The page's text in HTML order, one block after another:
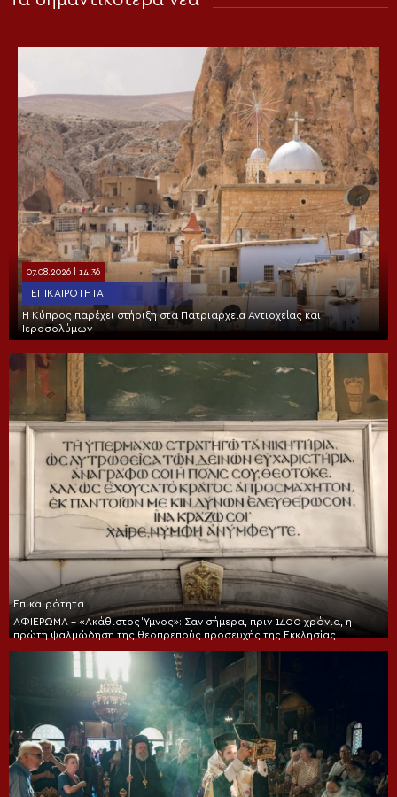
07.08.2026 | 14:36
ΕΠΙΚΑΙΡΌΤΗΤΑ
Η Κύπρος παρέχει στήριξη στα Πατριαρχεία Αντιοχείας και
Ιεροσολύμων
Επικαιρότητα
ΑΦΙΕΡΩΜΑ – «Ακάθιστος Ύμνος»: Σαν σήμερα, πριν 1400 χρόνια, η
πρώτη ψαλμώδηση της θεοπρεπούς προσευχής της Εκκλησίας